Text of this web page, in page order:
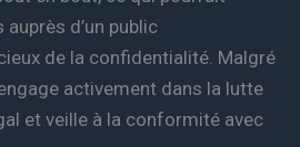
d’un public
de la confidentialité. Malgré
activement dans la lutte
et veille à la conformité avec